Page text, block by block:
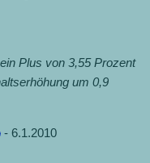
Plus von 3,55 Prozent
um 0,9
- 6.1.2010